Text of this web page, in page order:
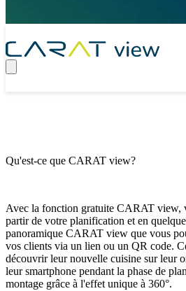
Qu'est-ce que CARAT view?
Avec la fonction gratuite CARAT view,
partir de votre planification et en
panoramique CARAT view que vous
vos clients via un lien ou un QR code.
découvrir leur nouvelle cuisine sur leur
leur smartphone pendant la phase de
montage grâce à l'effet unique à 360°.